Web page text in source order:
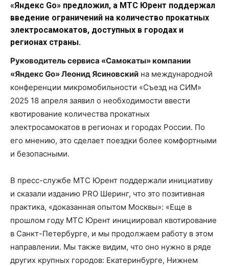
«Яндекс Go» предложил, а МТС Юрент поддержал
введение ограничений на количество прокатных
электросамокатов, доступных в городах и
регионах страны.
Руководитель сервиса «Самокаты» компании
«Яндекс Go» Леонид Ясиновский на международной
конференции микромобильности «Съезд на СИМ»
2025 18 апреля заявил о необходимости ввести
квотирование количества прокатных
электросамокатов в регионах и городах России. По
его мнению, это сделает поездки более комфортными
и безопасными.
В пресс-службе МТС Юрент поддержали инициативу
и сказали изданию PRO Шеринг, что это позитивная
практика, «доказанная опытом Москвы»: «Еще в
прошлом году МТС Юрент инициировал квотирование
в Санкт-Петербурге, и мы продолжаем работу в этом
направлении. Мы также видим, что оно нужно в ряде
других крупных городов: Екатеринбурге, Нижнем